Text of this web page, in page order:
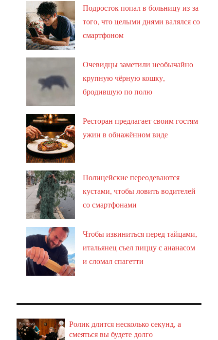
Подросток попал в больницу из-за
того, что целыми днями валялся со
смартфоном
Очевидцы заметили необычайно
крупную чёрную кошку,
бродившую по полю
Ресторан предлагает своим гостям
ужин в обнажённом виде
Полицейские переодеваются
кустами, чтобы ловить водителей
со смартфонами
Чтобы извиниться перед тайцами,
итальянец съел пиццу с ананасом
и сломал спагетти
i
Ролик длится несколько секунд, а
смеяться вы будете долго